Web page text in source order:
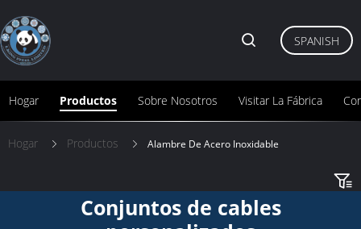
Hogar Productos Sobre Nosotros Visitar La Fábrica
SPANISH
Hogar Productos Alambre De Acero Inoxidable
Conjuntos de cables